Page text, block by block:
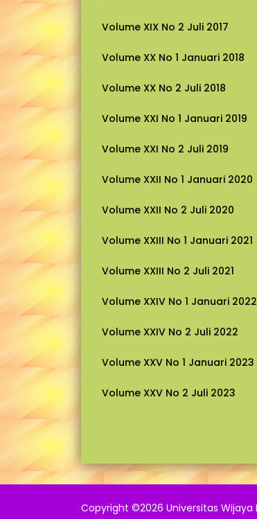
Volume XIX No 2 Juli 2017
Volume XX No 1 Januari 2018
Volume XX No 2 Juli 2018
Volume XXI No 1 Januari 2019
Volume XXI No 2 Juli 2019
Volume XXII No 1 Januari 2020
Volume XXII No 2 Juli 2020
Volume XXIII No 1 Januari 2021
Volume XXIII No 2 Juli 2021
Volume XXIV No 1 Januari 2022
Volume XXIV No 2 Juli 2022
Volume XXV No 1 Januari 2023
Volume XXV No 2 Juli 2023
Copyright ©2026 Universitas